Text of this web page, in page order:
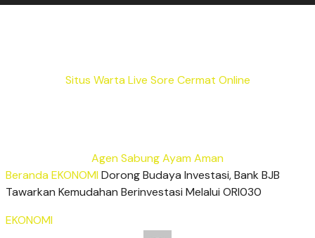
Situs Warta Live Sore Cermat Online
Agen Sabung Ayam Aman
Beranda EKONOMI Dorong Budaya Investasi, Bank BJB
Tawarkan Kemudahan Berinvestasi Melalui ORI030
EKONOMI